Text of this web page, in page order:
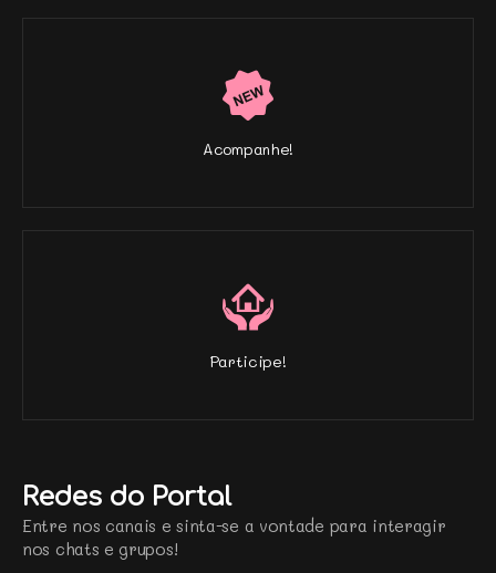
Acompanhe!
Participe!
Redes do Portal
Entre nos canais e sinta-se a vontade para interagir
nos chats e grupos!